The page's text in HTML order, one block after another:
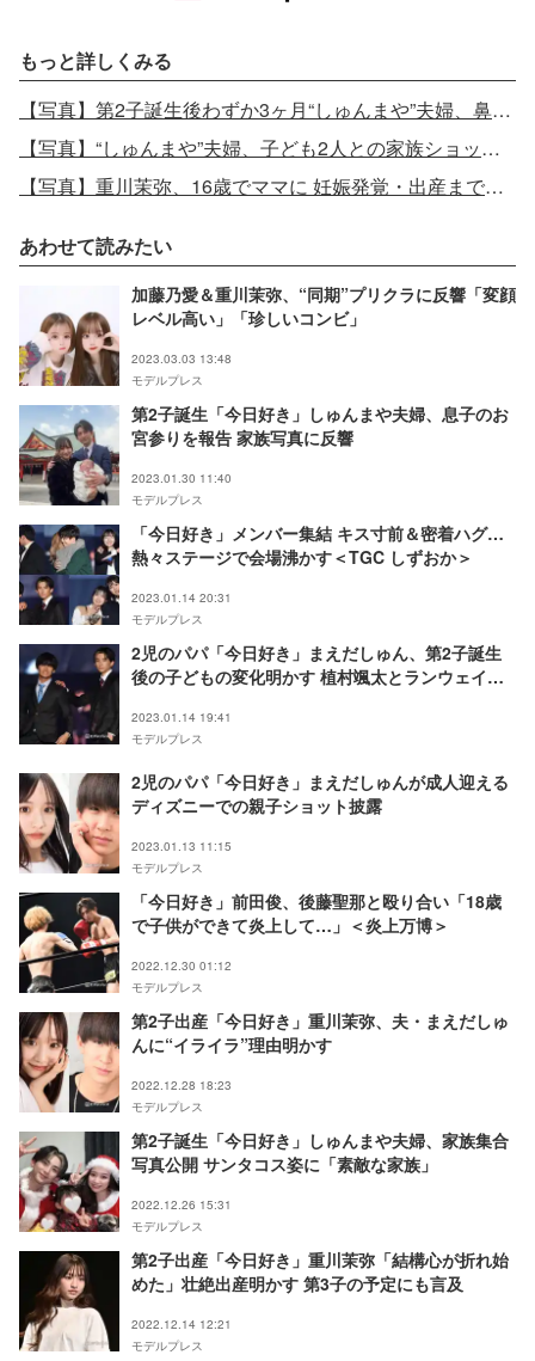
もっと詳しくみる
【写真】第2子誕生後わずか3ヶ月“しゅんまや”夫婦、鼻キス・密着ステージ
【写真】“しゅんまや”夫婦、子ども2人との家族ショット公開
【写真】重川茉弥、16歳でママに 妊娠発覚・出産までの葛藤
あわせて読みたい
加藤乃愛＆重川茉弥、“同期”プリクラに反響「変顔
レベル高い」「珍しいコンビ」
2023.03.03 13:48
モデルプレス
第2子誕生「今日好き」しゅんまや夫婦、息子のお
宮参りを報告 家族写真に反響
2023.01.30 11:40
モデルプレス
「今日好き」メンバー集結 キス寸前＆密着ハグ…
熱々ステージで会場沸かす＜TGC しずおか＞
2023.01.14 20:31
モデルプレス
2児のパパ「今日好き」まえだしゅん、第2子誕生
後の子どもの変化明かす 植村颯太とランウェイ＜
2023.01.14 19:41
モデルプレス
2児のパパ「今日好き」まえだしゅんが成人迎える
ディズニーでの親子ショット披露
2023.01.13 11:15
モデルプレス
「今日好き」前田俊、後藤聖那と殴り合い「18歳
で子供ができて炎上して…」＜炎上万博＞
2022.12.30 01:12
モデルプレス
第2子出産「今日好き」重川茉弥、夫・まえだしゅ
んに“イライラ”理由明かす
2022.12.28 18:23
モデルプレス
第2子誕生「今日好き」しゅんまや夫婦、家族集合
写真公開 サンタコス姿に「素敵な家族」
2022.12.26 15:31
モデルプレス
第2子出産「今日好き」重川茉弥「結構心が折れ始
めた」壮絶出産明かす 第3子の予定にも言及
2022.12.14 12:21
モデルプレス